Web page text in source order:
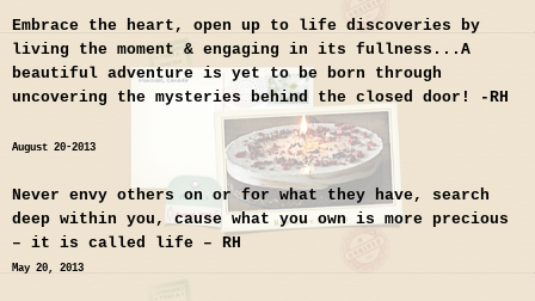
Embrace the heart, open up to life discoveries by
living the moment & engaging in its fullness...A
beautiful adventure is yet to be born through
uncovering the mysteries behind the closed door! -RH
August 20-2013
Never envy others on or for what they have, search
deep within you, cause what you own is more precious
– it is called life – RH
May 20, 2013